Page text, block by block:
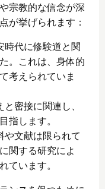
宗教的な信念が深
が挙げられます：
時代に修験道と関
。これは、身体的
考えられていま
密接に関連し、
指します。
や文献は限られて
関する研究によ
ています。